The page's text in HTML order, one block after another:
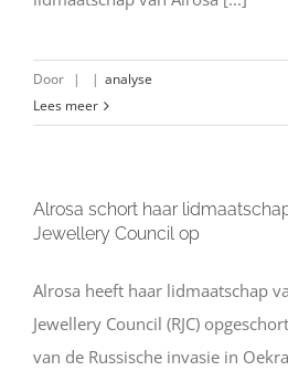
Door | | analyse
Lees meer
Alrosa schort haar
Jewellery Council op
Alrosa heeft haar lidmaatschap
Jewellery Council (RJC)
van de Russische invasie in